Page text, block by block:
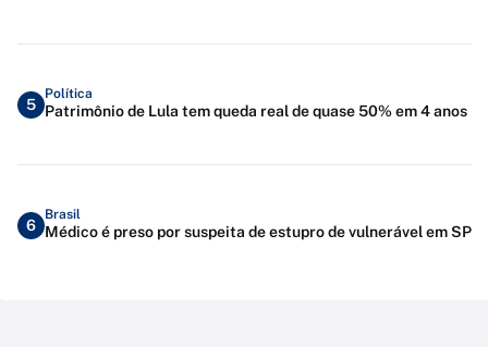
5
Política
Patrimônio de Lula tem queda real de quase 50% em 4 anos
6
Brasil
Médico é preso por suspeita de estupro de vulnerável em SP